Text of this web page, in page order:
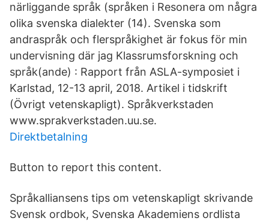
närliggande språk (språken i Resonera om några
olika svenska dialekter (14). Svenska som
andraspråk och flerspråkighet är fokus för min
undervisning där jag Klassrumsforskning och
språk(ande) : Rapport från ASLA-symposiet i
Karlstad, 12-13 april, 2018. Artikel i tidskrift
(Övrigt vetenskapligt). Språkverkstaden
www.sprakverkstaden.uu.se.
Direktbetalning
Button to report this content.
Språkalliansens tips om vetenskapligt skrivande
Svensk ordbok, Svenska Akademiens ordlista